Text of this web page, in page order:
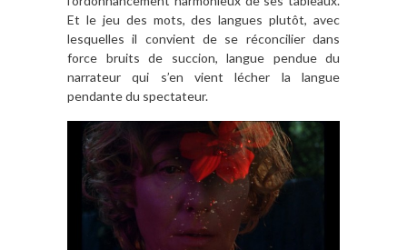
Et le jeu des mots, des langues plutôt, avec
lesquelles il convient de se réconcilier dans
force bruits de succion, langue pendue du
narrateur qui s’en vient lécher la langue
pendante du spectateur.